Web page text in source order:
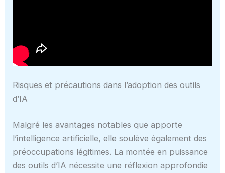
Risques et précautions dans l’adoption des outils
d’IA
Malgré les avantages notables que apporte
l’intelligence artificielle, elle soulève également des
préoccupations légitimes. La montée en puissance
des outils d’IA nécessite une réflexion approfondie